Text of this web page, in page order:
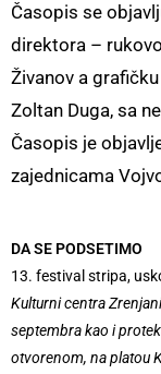
Časopis se
direktora –
Živanov a
Zoltan Duga, sa
Časopis je
zajednicama
DA SE PODSETIMO
13. festival stripa,
Kulturni centra
septembra kao i
otvorenom, na platou